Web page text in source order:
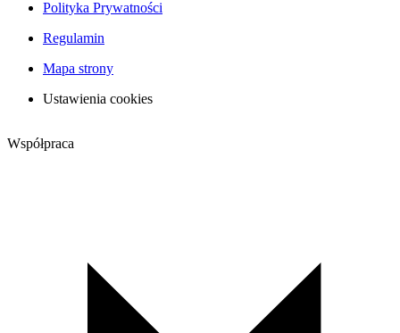
Polityka Prywatności
Regulamin
Mapa strony
Ustawienia cookies
Współpraca